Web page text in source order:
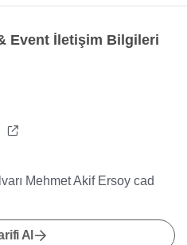
Event İletişim Bilgileri
Mehmet Akif Ersoy cad
Al